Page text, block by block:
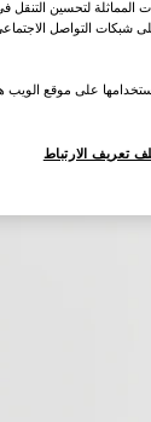
المماثلة لتحسين التنقل
شبكات التواصل
على موقع الويب
تعريف الارتباط